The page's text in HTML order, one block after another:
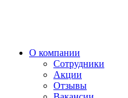
О компании
Сотрудники
Акции
Отзывы